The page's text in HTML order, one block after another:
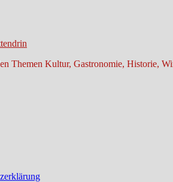
Themen Kultur, Gastronomie, Historie,